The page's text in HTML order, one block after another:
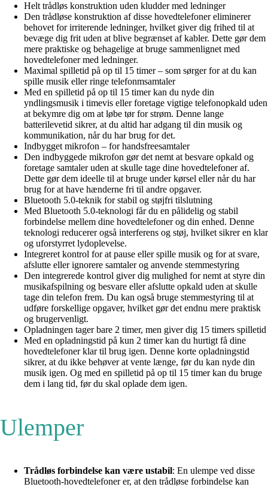
Helt trådløs konstruktion uden kludder med ledninger
Den trådløse konstruktion af disse hovedtelefoner eliminerer
behovet for irriterende ledninger, hvilket giver dig frihed til at
bevæge dig frit uden at blive begrænset af kabler. Dette gør dem
mere praktiske og behagelige at bruge sammenlignet med
hovedtelefoner med ledninger.
Maximal spilletid på op til 15 timer – som sørger for at du kan
spille musik eller ringe telefonmsamtaler
Med en spilletid på op til 15 timer kan du nyde din
yndlingsmusik i timevis eller foretage vigtige telefonopkald uden
at bekymre dig om at løbe tør for strøm. Denne lange
batterilevetid sikrer, at du altid har adgang til din musik og
kommunikation, når du har brug for det.
Indbygget mikrofon – for handsfreesamtaler
Den indbyggede mikrofon gør det nemt at besvare opkald og
foretage samtaler uden at skulle tage dine hovedtelefoner af.
Dette gør dem ideelle til at bruge under kørsel eller når du har
brug for at have hænderne fri til andre opgaver.
Bluetooth 5.0-teknik for stabil og støjfri tilslutning
Med Bluetooth 5.0-teknologi får du en pålidelig og stabil
forbindelse mellem dine hovedtelefoner og din enhed. Denne
teknologi reducerer også interferens og støj, hvilket sikrer en klar
og uforstyrret lydoplevelse.
Integreret kontrol for at pause eller spille musik og for at svare,
afslutte eller ignorere samtaler og anvende stemmestyring
Den integrerede kontrol giver dig mulighed for nemt at styre din
musikafspilning og besvare eller afslutte opkald uden at skulle
tage din telefon frem. Du kan også bruge stemmestyring til at
udføre forskellige opgaver, hvilket gør det endnu mere praktisk
og brugervenligt.
Opladningen tager bare 2 timer, men giver dig 15 timers spilletid
Med en opladningstid på kun 2 timer kan du hurtigt få dine
hovedtelefoner klar til brug igen. Denne korte opladningstid
sikrer, at du ikke behøver at vente længe, før du kan nyde din
musik igen. Og med en spilletid på op til 15 timer kan du bruge
dem i lang tid, før du skal oplade dem igen.
Ulemper
Trådløs forbindelse kan være ustabil: En ulempe ved disse
Bluetooth-hovedtelefoner er, at den trådløse forbindelse kan